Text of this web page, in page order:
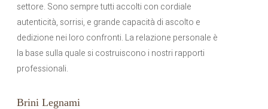
settore. Sono sempre tutti accolti con cordiale
autenticità, sorrisi, e grande capacità di ascolto e
dedizione nei loro confronti. La relazione personale è
la base sulla quale si costruiscono i nostri rapporti
professionali.
Brini Legnami